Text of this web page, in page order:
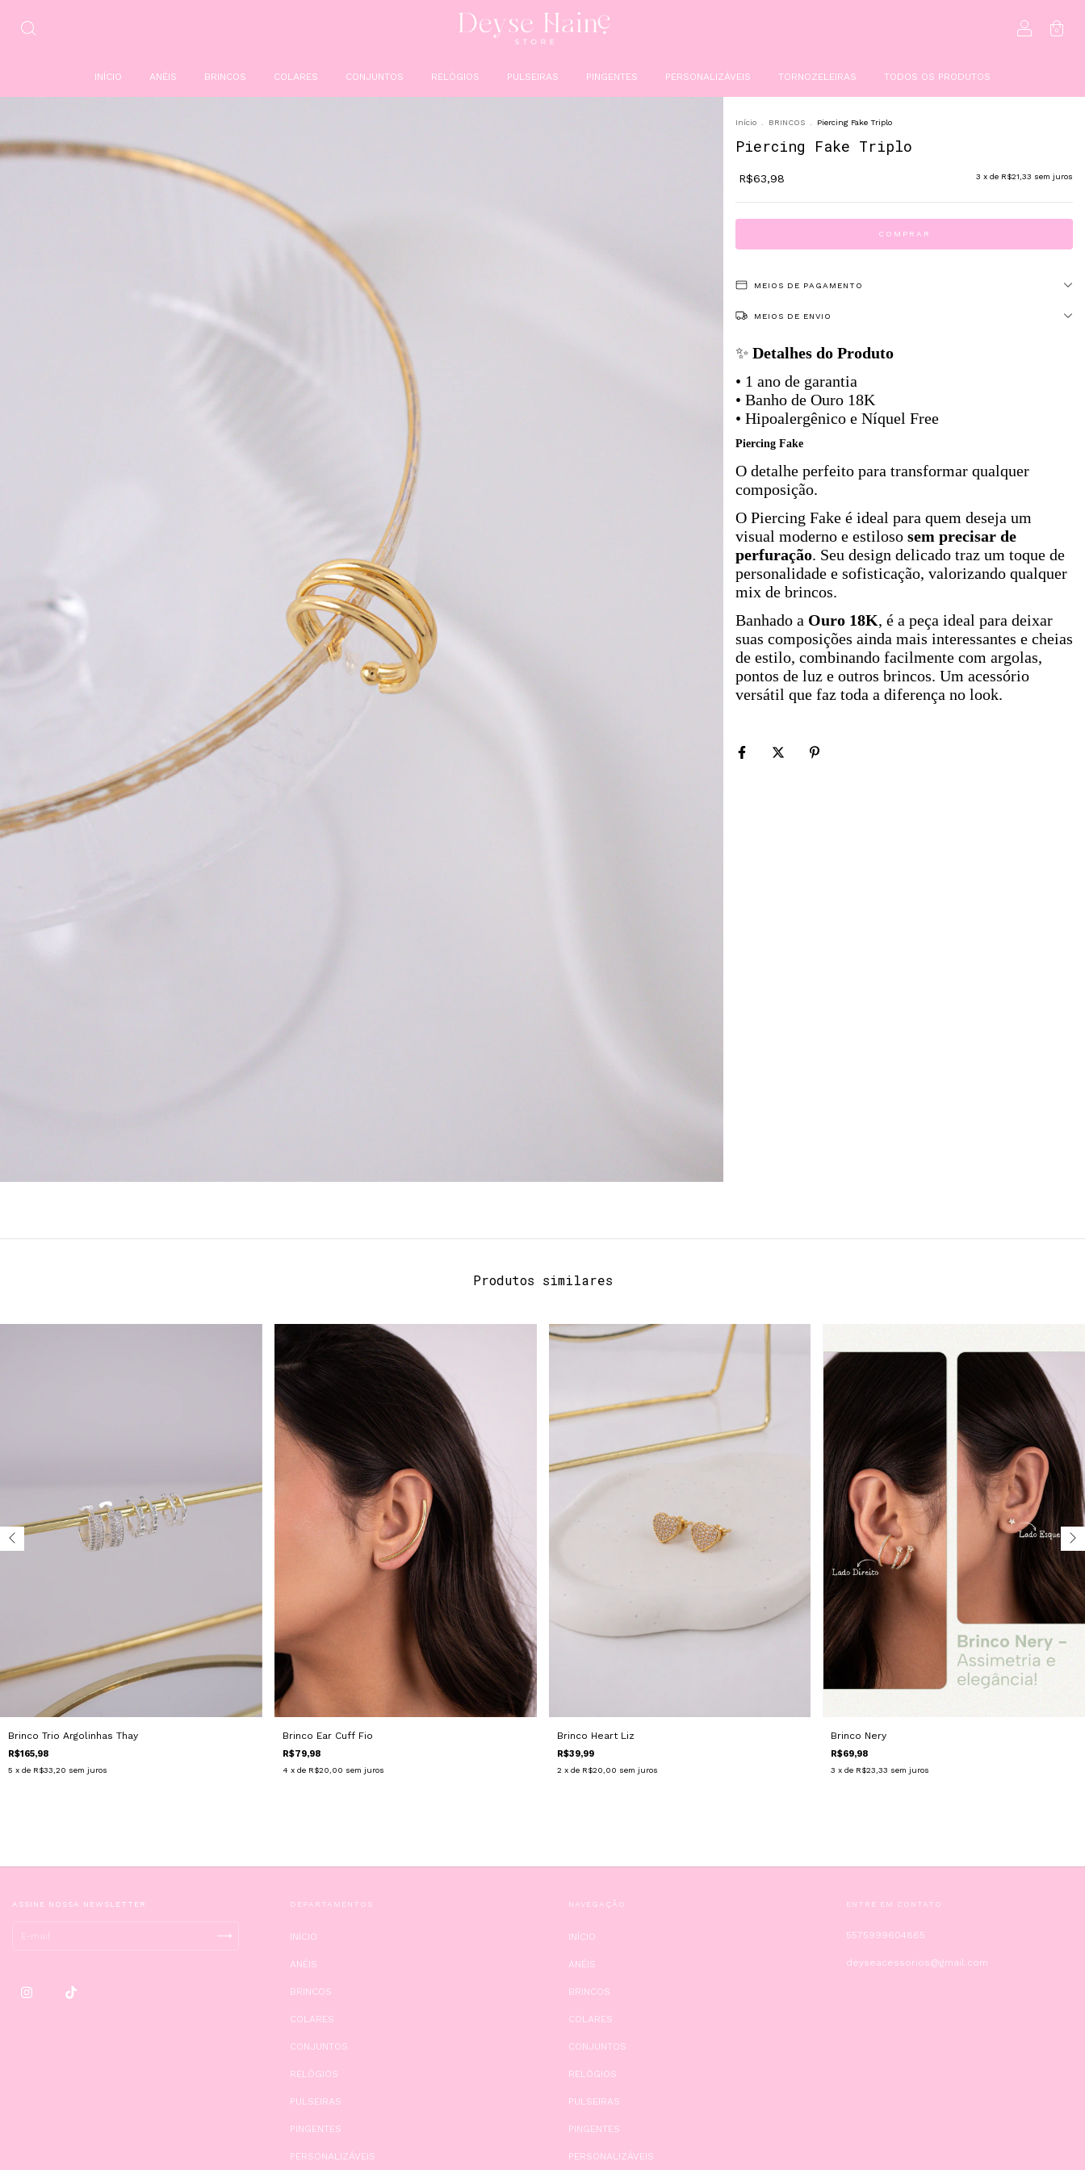
0
INÍCIO ANÉIS BRINCOS COLARES CONJUNTOS RELÓGIOS PULSEIRAS PINGENTES PERSONALIZÁVEIS TORNOZELEIRAS TODOS OS PRODUTOS
Início BRINCOS Piercing Fake Triplo
Piercing Fake Triplo
R$63,98 3 x de R$21,33 sem juros
MEIOS DE PAGAMENTO
MEIOS DE ENVIO
✨ Detalhes do Produto
• 1 ano de garantia
• Banho de Ouro 18K
• Hipoalergênico e Níquel Free
Piercing Fake
O detalhe perfeito para transformar qualquer
composição.
O Piercing Fake é ideal para quem deseja um
visual moderno e estiloso sem precisar de
perfuração. Seu design delicado traz um toque de
personalidade e sofisticação, valorizando qualquer
mix de brincos.
Banhado a Ouro 18K, é a peça ideal para deixar
suas composições ainda mais interessantes e cheias
de estilo, combinando facilmente com argolas,
pontos de luz e outros brincos. Um acessório
versátil que faz toda a diferença no look.
Produtos similares
Brinco Trio Argolinhas Thay
R$165,98
5 x de R$33,20 sem juros
Brinco Ear Cuff Fio
R$79,98
4 x de R$20,00 sem juros
Brinco Heart Liz
R$39,99
2 x de R$20,00 sem juros
Brinco Nery
R$69,98
3 x de R$23,33 sem juros
ASSINE NOSSA NEWSLETTER DEPARTAMENTOS
INÍCIO
ANÉIS
BRINCOS
COLARES
CONJUNTOS
RELÓGIOS
PULSEIRAS
PINGENTES
PERSONALIZÁVEIS
NAVEGAÇÃO
INÍCIO
ANÉIS
BRINCOS
COLARES
CONJUNTOS
RELÓGIOS
PULSEIRAS
PINGENTES
PERSONALIZÁVEIS
ENTRE EM CONTATO
5575999604865
deyseacessorios@gmail.com